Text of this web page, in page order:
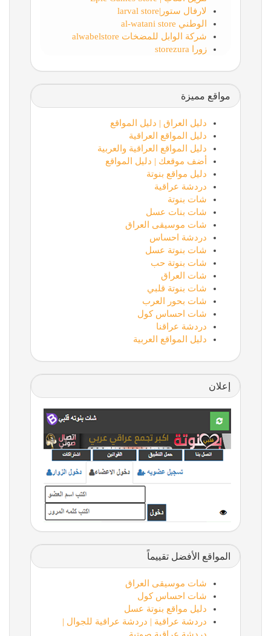
لارفال ستور|larval store
الوطني al-watani store
شركة الوابل للمضخات alwabelstore
زورا storezura
مواقع مميزة
دليل العراق | دليل المواقع
دليل المواقع العراقية
دليل المواقع العراقية والعربية
أضف موقعك | دليل المواقع
دليل مواقع بنوتة
دردشة عراقية
شات بنوتة
شات بنات عسل
شات موسيقى العراق
دردشة احساس
شات بنوتة عسل
شات بنوتة حب
شات العراق
شات بنوتة قلبي
شات بحور العرب
شات احساس كول
دردشة عراقنا
دليل المواقع العربية
إعلان
المواقع الأفضل تقييماً
شات موسيقى العراق
شات احساس كول
دليل مواقع بنوتة عسل
دردشة عراقية | دردشة عراقية للجوال |